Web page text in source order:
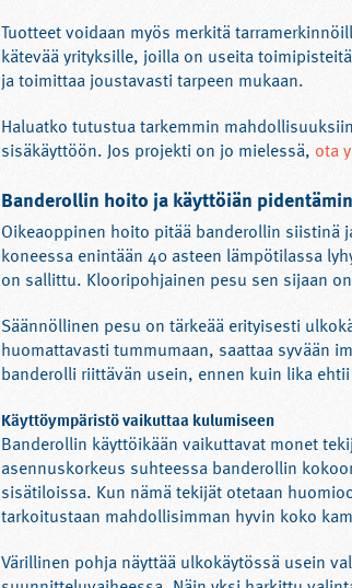
Tuotteet voidaan myös merkitä
kätevää yrityksille, joilla on useita
ja toimittaa joustavasti tarpeen mukaan.
Haluatko tutustua tarkemmin
sisäkäyttöön. Jos projekti on jo mielessä, ota
Banderollin hoito ja käyttöiän
Oikeaoppinen hoito pitää banderollin siistinä
koneessa enintään 40 asteen lämpötilassa
on sallittu. Klooripohjainen pesu sen sijaan
Säännöllinen pesu on tärkeää erityisesti
huomattavasti tummumaan, saattaa syvään
banderolli riittävän usein, ennen kuin lika
Käyttöympäristö vaikuttaa kulumiseen
Banderollin käyttöikään vaikuttavat monet
asennuskorkeus suhteessa banderollin
sisätiloissa. Kun nämä tekijät otetaan
tarkoitustaan mahdollisimman hyvin koko
Värillinen pohja näyttää ulkokäytössä usein